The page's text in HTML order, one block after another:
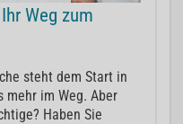
Weg zum
steht dem Start in
mehr im Weg. Aber
Haben Sie